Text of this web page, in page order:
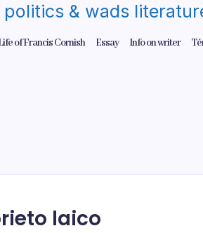
& wads
of Francis Cornish Essay Info on writer
laico